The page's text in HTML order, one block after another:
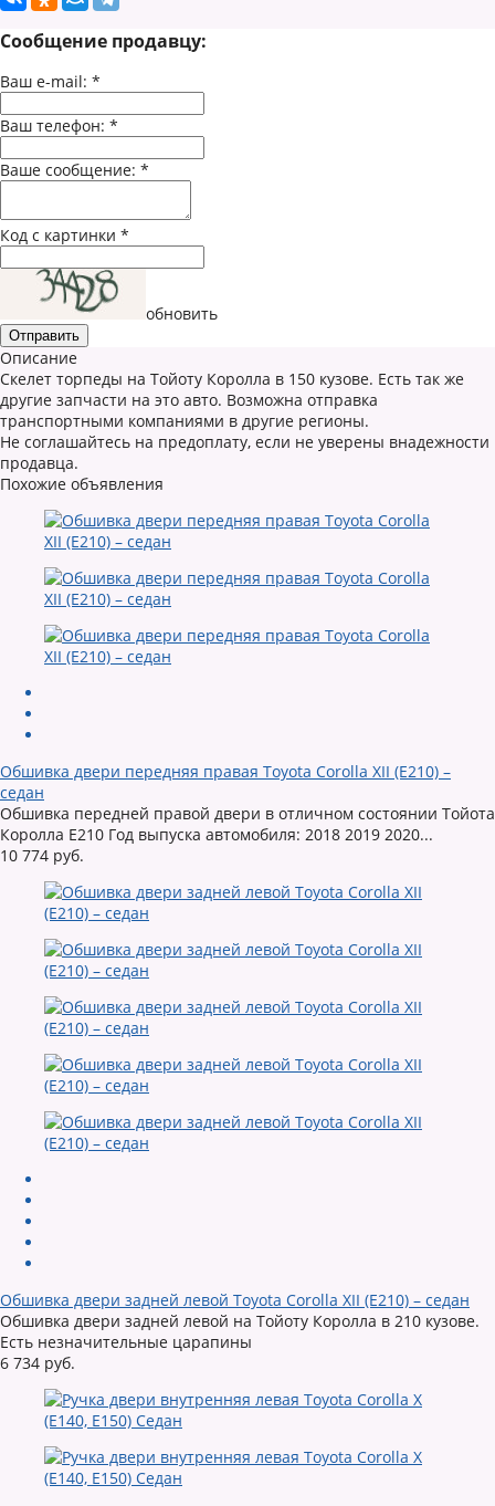
Сообщение продавцу:
Ваш e-mail: *
Ваш телефон: *
Ваше сообщение: *
Код с картинки *
обновить
Описание
Скелет торпеды на Тойоту Королла в 150 кузове. Есть так же
другие запчасти на это авто. Возможна отправка
транспортными компаниями в другие регионы.
Не соглашайтесь на предоплату, если не уверены внадежности
продавца.
Похожие объявления
Обшивка двери передняя правая Toyota Corolla XII (E210) –
седан
Обшивка передней правой двери в отличном состоянии Тойота
Королла Е210 Год выпуска автомобиля: 2018 2019 2020...
10 774 руб.
Обшивка двери задней левой Toyota Corolla XII (E210) – седан
Обшивка двери задней левой на Тойоту Королла в 210 кузове.
Есть незначительные царапины
6 734 руб.